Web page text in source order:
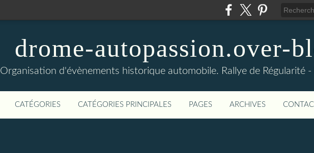
drome-autopassion.over-
Organisation d'évènements historique automobile. Rallye de Régularité
CATÉGORIES CATÉGORIES PRINCIPALES PAGES ARCHIVES